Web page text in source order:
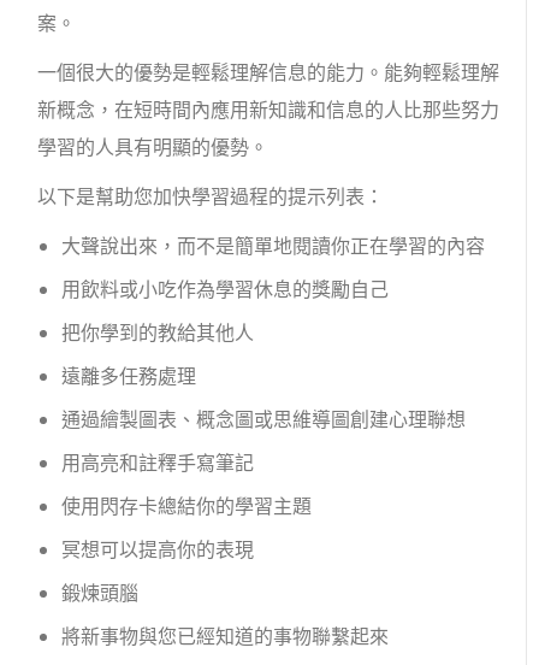
案。
一個很大的優勢是輕鬆理解信息的能力。能夠輕鬆理解
新概念，在短時間內應用新知識和信息的人比那些努力
學習的人具有明顯的優勢。
以下是幫助您加快學習過程的提示列表：
大聲說出來，而不是簡單地閱讀你正在學習的內容
用飲料或小吃作為學習休息的獎勵自己
把你學到的教給其他人
遠離多任務處理
通過繪製圖表、概念圖或思維導圖創建心理聯想
用高亮和註釋手寫筆記
使用閃存卡總結你的學習主題
冥想可以提高你的表現
鍛煉頭腦
將新事物與您已經知道的事物聯繫起來